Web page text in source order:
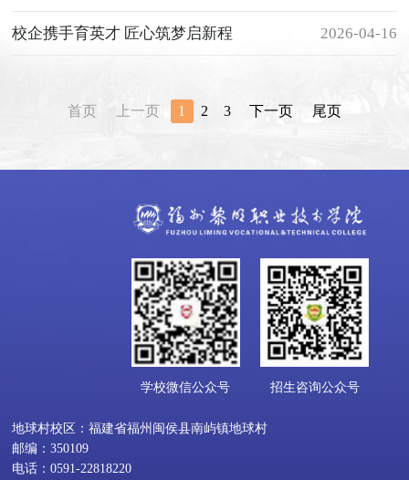
校企携手育英才 匠心筑梦启新程 2026-04-16
首页 上一页 1 2 3 下一页 尾页
学校微信公众号 招生咨询公众号
地球村校区：福建省福州闽侯县南屿镇地球村
邮编：350109
电话：0591-22818220